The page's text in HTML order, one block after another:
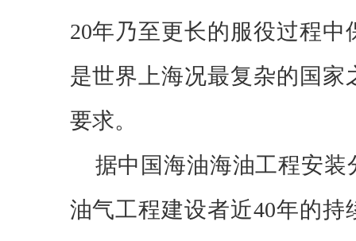
20年乃至更长的服役过程
是世界上海况最复杂的国
要求。
据中国海油海油工程安
油气工程建设者近40年的持